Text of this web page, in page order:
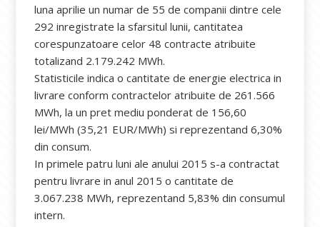
luna aprilie un numar de 55 de companii dintre cele
292 inregistrate la sfarsitul lunii, cantitatea
corespunzatoare celor 48 contracte atribuite
totalizand 2.179.242 MWh.
Statisticile indica o cantitate de energie electrica in
livrare conform contractelor atribuite de 261.566
MWh, la un pret mediu ponderat de 156,60
lei/MWh (35,21 EUR/MWh) si reprezentand 6,30%
din consum.
In primele patru luni ale anului 2015 s-a contractat
pentru livrare in anul 2015 o cantitate de
3.067.238 MWh, reprezentand 5,83% din consumul
intern.